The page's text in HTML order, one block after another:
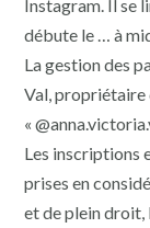
Instagram. Il se
débute le … à
La gestion des
Val,
«
Les inscriptions
prises en
et de plein